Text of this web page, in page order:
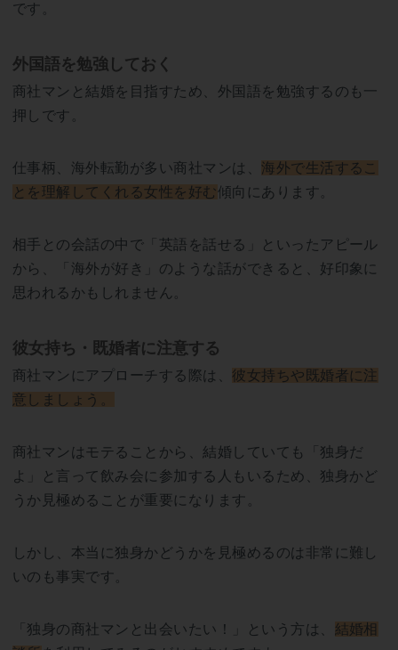
です。
外国語を勉強しておく
商社マンと結婚を目指すため、外国語を勉強するのも一
押しです。
仕事柄、海外転勤が多い商社マンは、 海外で生活するこ
とを理解してくれる女性を好む傾向にあります。
相手との会話の中で「英語を話せる」といったアピール
から、「海外が好き」のような話ができると、好印象に
思われるかもしれません。
彼女持ち・既婚者に注意する
商社マンにアプローチする際は、 彼女持ちや既婚者に注
意しましょう。
商社マンはモテることから、結婚していても「独身だ
よ」と言って飲み会に参加する人もいるため、独身かど
うか見極めることが重要になります。
しかし、本当に独身かどうかを見極めるのは非常に難し
いのも事実です。
「独身の商社マンと出会いたい！」という方は、 結婚相